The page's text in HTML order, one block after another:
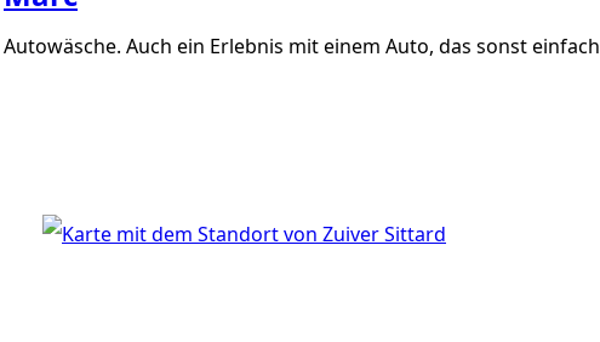
Autowäsche. Auch ein Erlebnis mit einem Auto, das sonst einfach